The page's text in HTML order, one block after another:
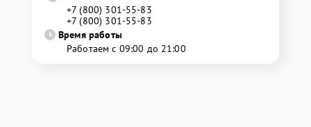
+7 (800) 301-55-83
+7 (800) 301-55-83
Время работы
Работаем с 09:00 до 21:00